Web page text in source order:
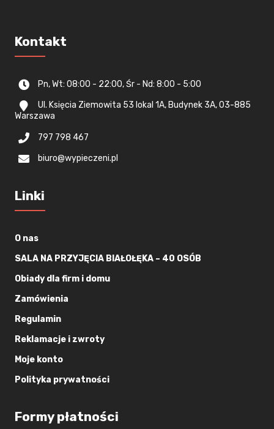
Kontakt
Pn, Wt: 08:00 - 22:00, Śr - Nd: 8:00 - 5:00
Ul. Księcia Ziemowita 53 lokal 1A, Budynek 3A, 03-885
Warszawa
797 798 467
biuro@wypieczeni.pl
Linki
O nas
SALA NA PRZYJĘCIA BIAŁOŁĘKA – 40 OSÓB
Obiady dla firm i domu
Zamówienia
Regulamin
Reklamacje i zwroty
Moje konto
Polityka prywatności
Formy płatności